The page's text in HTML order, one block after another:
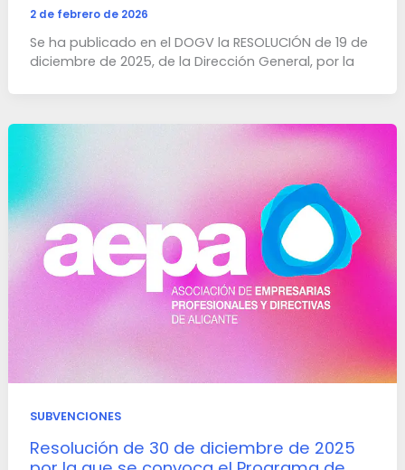
2 de febrero de 2026
Se ha publicado en el DOGV la RESOLUCIÓN de 19 de
diciembre de 2025, de la Dirección General, por la
SUBVENCIONES
Resolución de 30 de diciembre de 2025